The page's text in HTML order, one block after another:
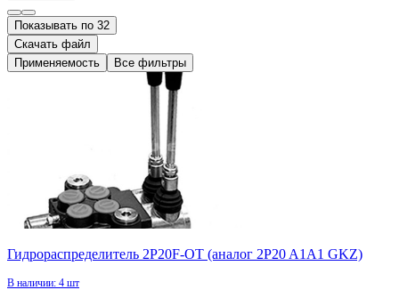
Показывать по 32
Скачать файл
Применяемость
Все фильтры
Гидрораспределитель 2P20F-OT (аналог 2P20 A1А1 GKZ)
В наличии: 4 шт